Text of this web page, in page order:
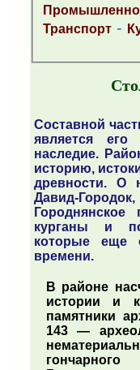
Транспорт -
Составной
является его
наследие.
историю,
древности. О
Давид-
Городнянское
курганы и
которые еще
времени.
В районе
истории и
памятники
143 —